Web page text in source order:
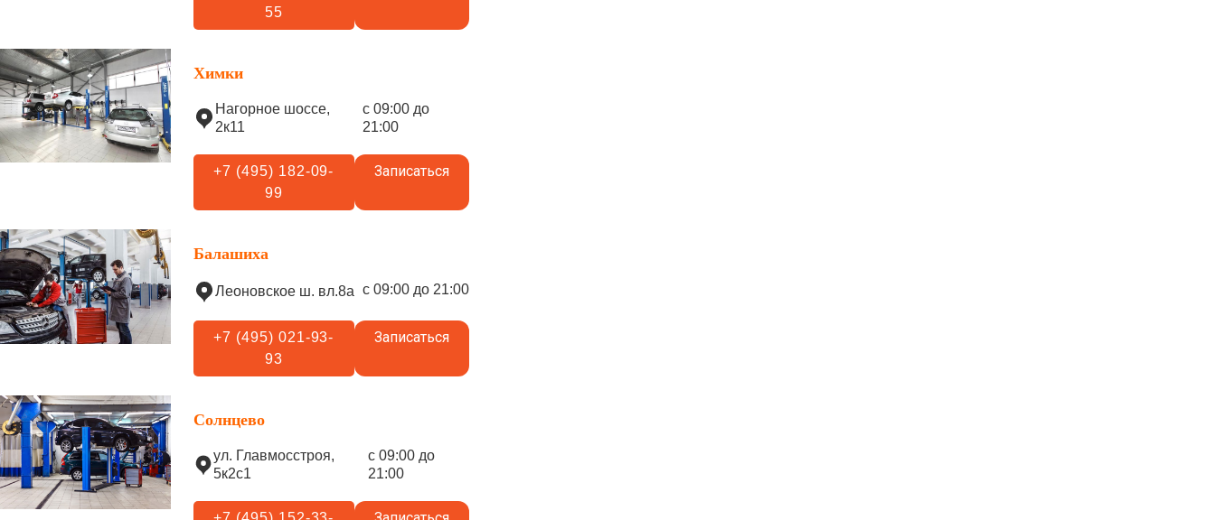
55
Химки
Нагорное шоссе,
2к11
с 09:00 до
21:00
+7 (495) 182-09-
99
Записаться
Балашиха
Леоновское ш. вл.8а с 09:00 до 21:00
+7 (495) 021-93-
93
Записаться
Солнцево
ул. Главмосстроя,
5к2с1
с 09:00 до
21:00